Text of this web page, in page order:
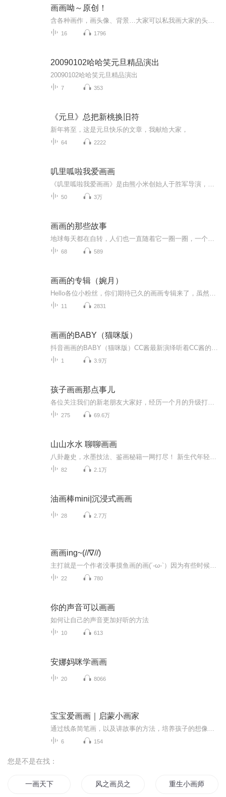
画画呦～原创！
16 1796
20090102哈哈笑元旦精品演出
20090102哈哈笑元旦精品演出
7 353
《元旦》总把新桃换旧符
新年将至，这是元旦快乐的文章，我献给大家，
64 2222
叽里呱啦我爱画画
50 3万
画画的那些故事
68 589
画画的专辑（婉月）
11 2831
画画的BABY（猫咪版）
1 3.9万
孩子画画那点事儿
275 69.6万
山山水水 聊聊画画
82 2.1万
油画棒mini|沉浸式画画
28 2.7万
画画ing~(//∇//)
22 780
你的声音可以画画
如何让自己的声音更加好听的方法
10 613
安娜妈咪学画画
20 8066
宝宝爱画画｜启蒙小画家
6 154
您是不是在找：
一画天下 风之画员之风之子 重生小画师